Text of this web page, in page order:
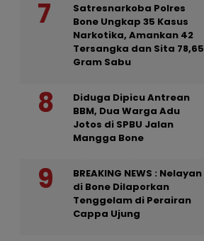
Satresnarkoba Polres
Bone Ungkap 35 Kasus
Narkotika, Amankan 42
Tersangka dan Sita 78,65
Gram Sabu
Diduga Dipicu Antrean
BBM, Dua Warga Adu
Jotos di SPBU Jalan
Mangga Bone
BREAKING NEWS : Nelayan
di Bone Dilaporkan
Tenggelam di Perairan
Cappa Ujung